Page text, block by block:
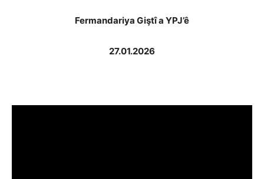
Fermandariya Giştî a YPJ’ê
27.01.2026